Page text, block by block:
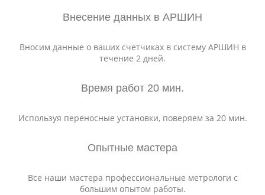
Внесение данных в АРШИН
Вносим данные о ваших счетчиках в систему АРШИН в
течение 2 дней.
Время работ 20 мин.
Используя переносные установки, поверяем за 20 мин.
Опытные мастера
Все наши мастера профессиональные метрологи с
большим опытом работы.